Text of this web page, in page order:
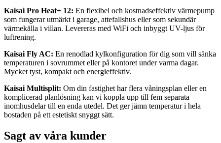
Kaisai Pro Heat+ 12: En flexibel och kostnadseffektiv värmepump
som fungerar utmärkt i garage, attefallshus eller som sekundär
värmekälla i villan. Levereras med WiFi och inbyggt UV-ljus för
luftrening.
Kaisai Fly AC: En renodlad kylkonfiguration för dig som vill sänka
temperaturen i sovrummet eller på kontoret under varma dagar.
Mycket tyst, kompakt och energieffektiv.
Kaisai Multisplit: Om din fastighet har flera våningsplan eller en
komplicerad planlösning kan vi koppla upp till fem separata
inomhusdelar till en enda utedel. Det ger jämn temperatur i hela
bostaden på ett estetiskt snyggt sätt.
Sagt av våra kunder